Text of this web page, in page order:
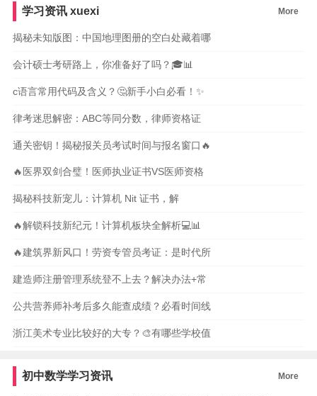
学习资讯 xuexi More
揭秘未知版图：中国地理图册的空白处藏着哪
会计硕士考研路上，你准备好了吗？🎓📊
c语言常用代码及含义？🤔新手小白必看！✨
律考迷思解密：ABC等同分数，律师资格证
通关密钥！揭秘报关员考试时间与报名窗口🔥
🔥医界双剑合璧！医师执业证书VS医师资格
揭秘科技新宠儿：计算机 Nit 证书，解
🔥解锁科技新纪元！计算机板块全解析💻📊
🔥建筑界新风口！劳资专管员考证：是时代所
建造师注册管理系统登不上去？解决办法+常
公共营养师补考后多久能查成绩？必看时间线
浙江美术专业比较好的大专？🎨有哪些学校值
初中数学学习资讯 More